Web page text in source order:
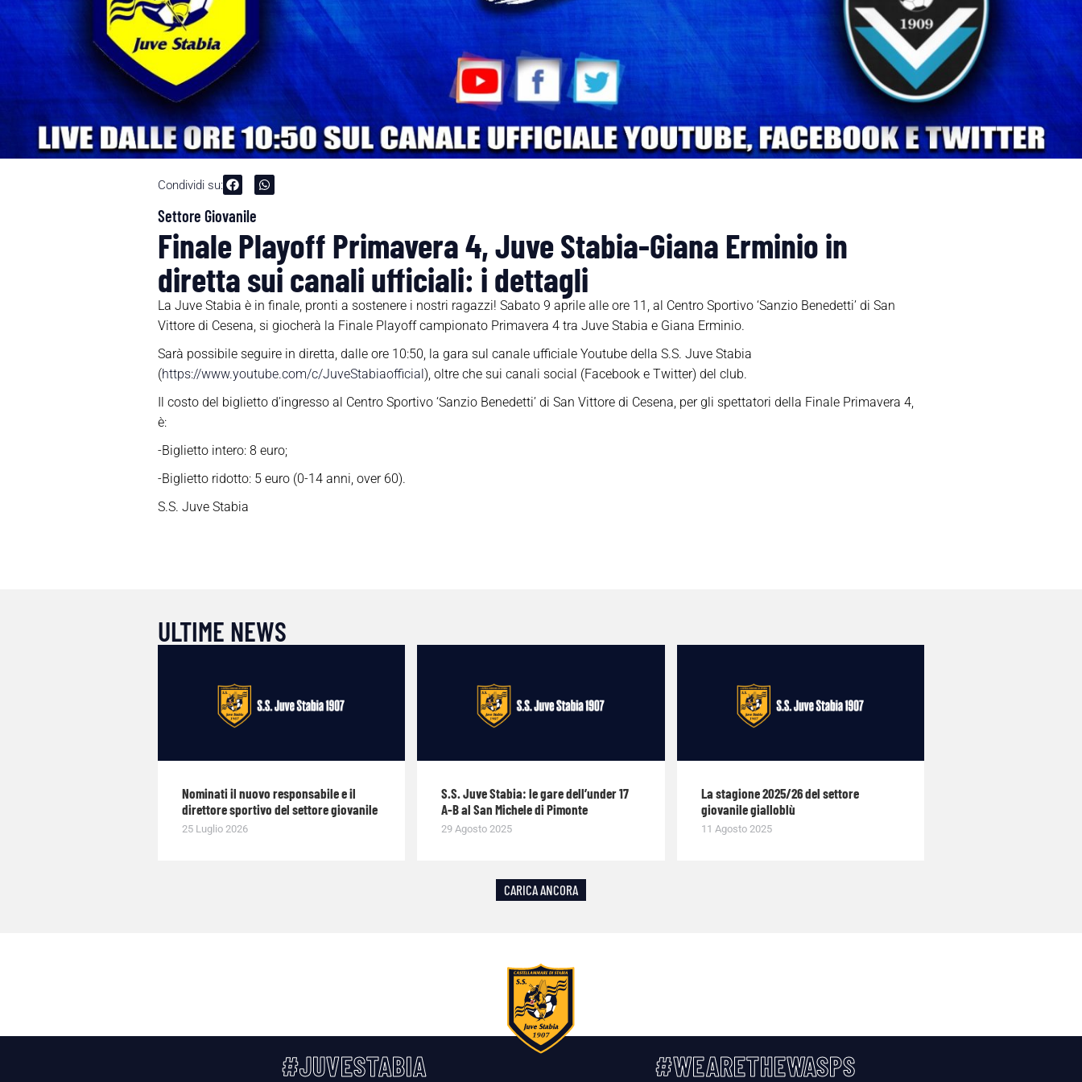
Condividi su:
Settore Giovanile
Finale Playoff Primavera 4, Juve Stabia-Giana Erminio in
diretta sui canali ufficiali: i dettagli
La Juve Stabia è in finale, pronti a sostenere i nostri ragazzi! Sabato 9 aprile alle ore 11, al Centro Sportivo ‘Sanzio Benedetti’ di San
Vittore di Cesena, si giocherà la Finale Playoff campionato Primavera 4 tra Juve Stabia e Giana Erminio.
Sarà possibile seguire in diretta, dalle ore 10:50, la gara sul canale ufficiale Youtube della S.S. Juve Stabia
(https://www.youtube.com/c/JuveStabiaofficial), oltre che sui canali social (Facebook e Twitter) del club.
Il costo del biglietto d’ingresso al Centro Sportivo ‘Sanzio Benedetti’ di San Vittore di Cesena, per gli spettatori della Finale Primavera 4,
è:
-Biglietto intero: 8 euro;
-Biglietto ridotto: 5 euro (0-14 anni, over 60).
S.S. Juve Stabia
ULTIME NEWS
Nominati il nuovo responsabile e il
direttore sportivo del settore giovanile
25 Luglio 2026
S.S. Juve Stabia: le gare dell’under 17
A-B al San Michele di Pimonte
29 Agosto 2025
La stagione 2025/26 del settore
giovanile gialloblù
11 Agosto 2025
CARICA ANCORA
#JUVESTABIA #WEARETHEWASPS